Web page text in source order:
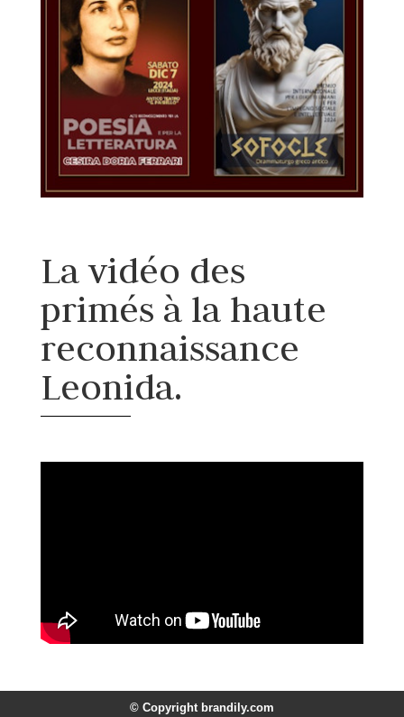
La vidéo des
primés à la haute
reconnaissance
Leonida.
© Copyright brandily.com